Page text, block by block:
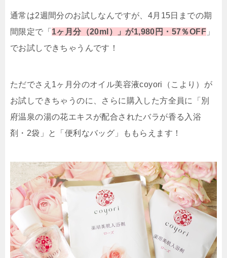
通常は2週間分のお試しなんですが、4月15日までの期
間限定で「 1ヶ月分（20ml）」が1,980円・57％OFF 」
でお試しできちゃうんです！
ただでさえ1ヶ月分のオイル美容液coyori（こより）が
お試しできちゃうのに、さらに購入した方全員に「 別
府温泉の湯の花エキスが配合されたバラが香る入浴
剤・2袋 」と「便利なバッグ」ももらえます！